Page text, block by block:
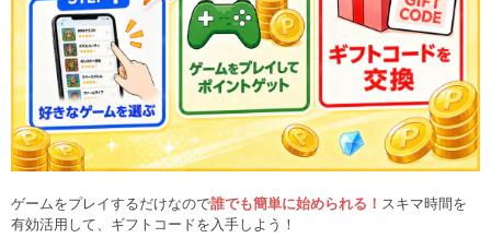
ゲームをプレイするだけなので誰でも簡単に始められる！ スキマ時間を
有効活用して、ギフトコードを入手しよう！